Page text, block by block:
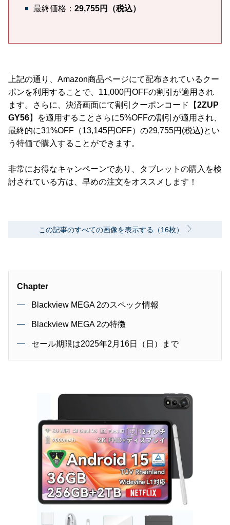
最終価格： 29,755円（税込）
上記の通り、Amazon商品ページにて配布されているクー
ポンを利用することで、11,000円OFFの割引が適用され
ます。さらに、決済画面にて割引クーポンコード【2ZUP
GY56】を適用することさらに5%OFFの割引が適用され、
最終的に31%OFF（13,145円OFF）の29,755円(税込)とい
う特価で購入することができます。
非常にお得なキャンペーンであり、タブレットの購入を検
討されている方は、早めの注文をオススメします！
この記事のすべての画像を表示する（16枚）
Chapter
Blackview MEGA 2のスペック情報
Blackview MEGA 2の特徴
セール期限は2025年2月16日（日）まで